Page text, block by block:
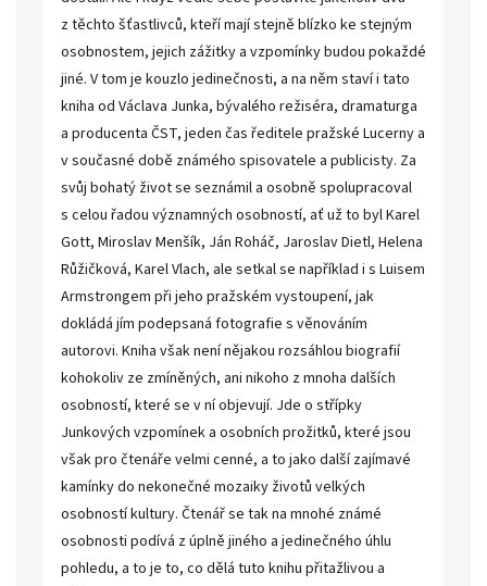
z těchto šťastlivců, kteří mají stejně blízko ke stejným
osobnostem, jejich zážitky a vzpomínky budou pokaždé
jiné. V tom je kouzlo jedinečnosti, a na něm staví i tato
kniha od Václava Junka, bývalého režiséra, dramaturga
a producenta ČST, jeden čas ředitele pražské Lucerny a
v současné době známého spisovatele a publicisty. Za
svůj bohatý život se seznámil a osobně spolupracoval
s celou řadou významných osobností, ať už to byl Karel
Gott, Miroslav Menšík, Ján Roháč, Jaroslav Dietl, Helena
Růžičková, Karel Vlach, ale setkal se například i s Luisem
Armstrongem při jeho pražském vystoupení, jak
dokládá jím podepsaná fotografie s věnováním
autorovi. Kniha však není nějakou rozsáhlou biografií
kohokoliv ze zmíněných, ani nikoho z mnoha dalších
osobností, které se v ní objevují. Jde o střípky
Junkových vzpomínek a osobních prožitků, které jsou
však pro čtenáře velmi cenné, a to jako další zajímavé
kamínky do nekonečné mozaiky životů velkých
osobností kultury. Čtenář se tak na mnohé známé
osobnosti podívá z úplně jiného a jedinečného úhlu
pohledu, a to je to, co dělá tuto knihu přitažlivou a